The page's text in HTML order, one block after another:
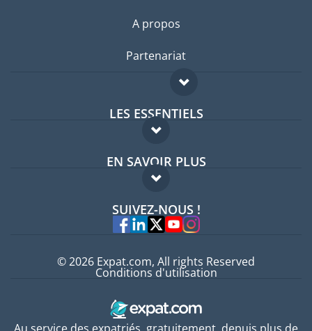
A propos
Partenariat
LES ESSENTIELS
Forum expatriés
Guides pays
EN SAVOIR PLUS
FAQ
Experts
SUIVEZ-NOUS !
© 2026 Expat.com, All rights Reserved
Conditions d'utilisation